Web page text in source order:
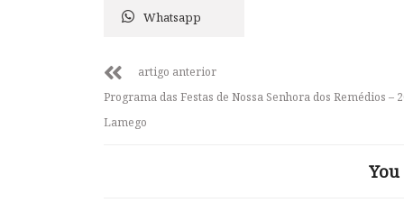
Whatsapp
artigo anterior
Programa das Festas de Nossa Senhora dos Remédios –
Lamego